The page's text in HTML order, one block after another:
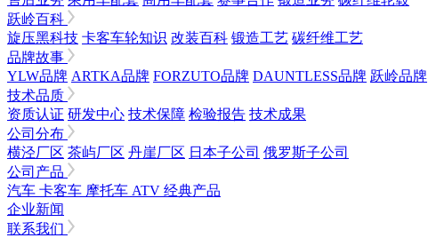
跃岭百科
旋压黑科技 卡客车轮知识 改装百科 锻造工艺 碳纤维工艺
品牌故事
YLW品牌 ARTKA品牌 FORZUTO品牌 DAUNTLESS品牌 跃岭品牌
技术品质
资质认证 研发中心 技术保障 检验报告 技术成果
公司分布
横泾厂区 茶屿厂区 丹崖厂区 日本子公司 俄罗斯子公司
公司产品
汽车 卡客车 摩托车 ATV 经典产品
企业新闻
联系我们